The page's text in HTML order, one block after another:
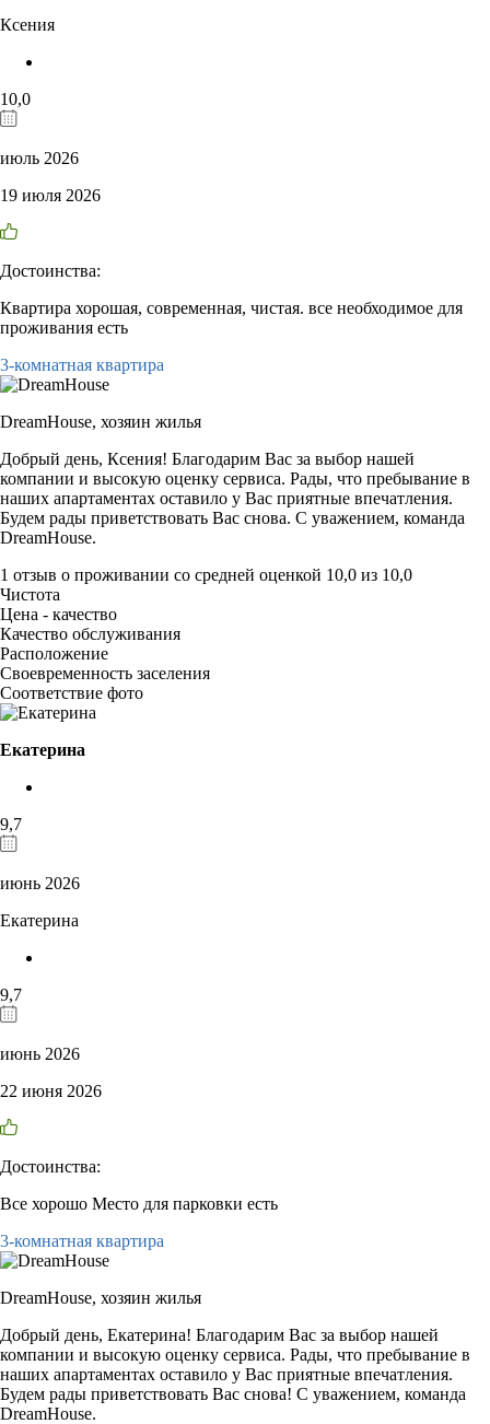
Ксения
10,0
июль 2026
19 июля 2026
Достоинства:
Квартира хорошая, современная, чистая. все необходимое для
проживания есть
3-комнатная квартира
DreamHouse, хозяин жилья
Добрый день, Ксения! Благодарим Вас за выбор нашей
компании и высокую оценку сервиса. Рады, что пребывание в
наших апартаментах оставило у Вас приятные впечатления.
Будем рады приветствовать Вас снова. С уважением, команда
DreamHouse.
1 отзыв о проживании со средней оценкой 10,0 из 10,0
Чистота
Цена - качество
Качество обслуживания
Расположение
Своевременность заселения
Соответствие фото
Екатерина
9,7
июнь 2026
Екатерина
9,7
июнь 2026
22 июня 2026
Достоинства:
Все хорошо Место для парковки есть
3-комнатная квартира
DreamHouse, хозяин жилья
Добрый день, Екатерина! Благодарим Вас за выбор нашей
компании и высокую оценку сервиса. Рады, что пребывание в
наших апартаментах оставило у Вас приятные впечатления.
Будем рады приветствовать Вас снова! С уважением, команда
DreamHouse.